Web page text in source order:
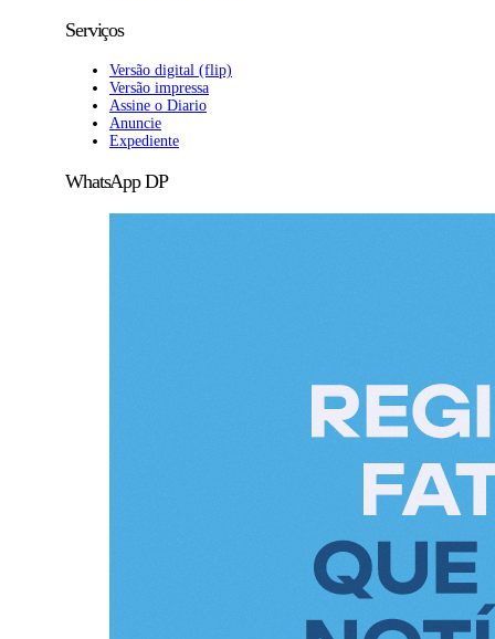
Serviços
Versão digital (flip)
Versão impressa
Assine o Diario
Anuncie
Expediente
WhatsApp DP